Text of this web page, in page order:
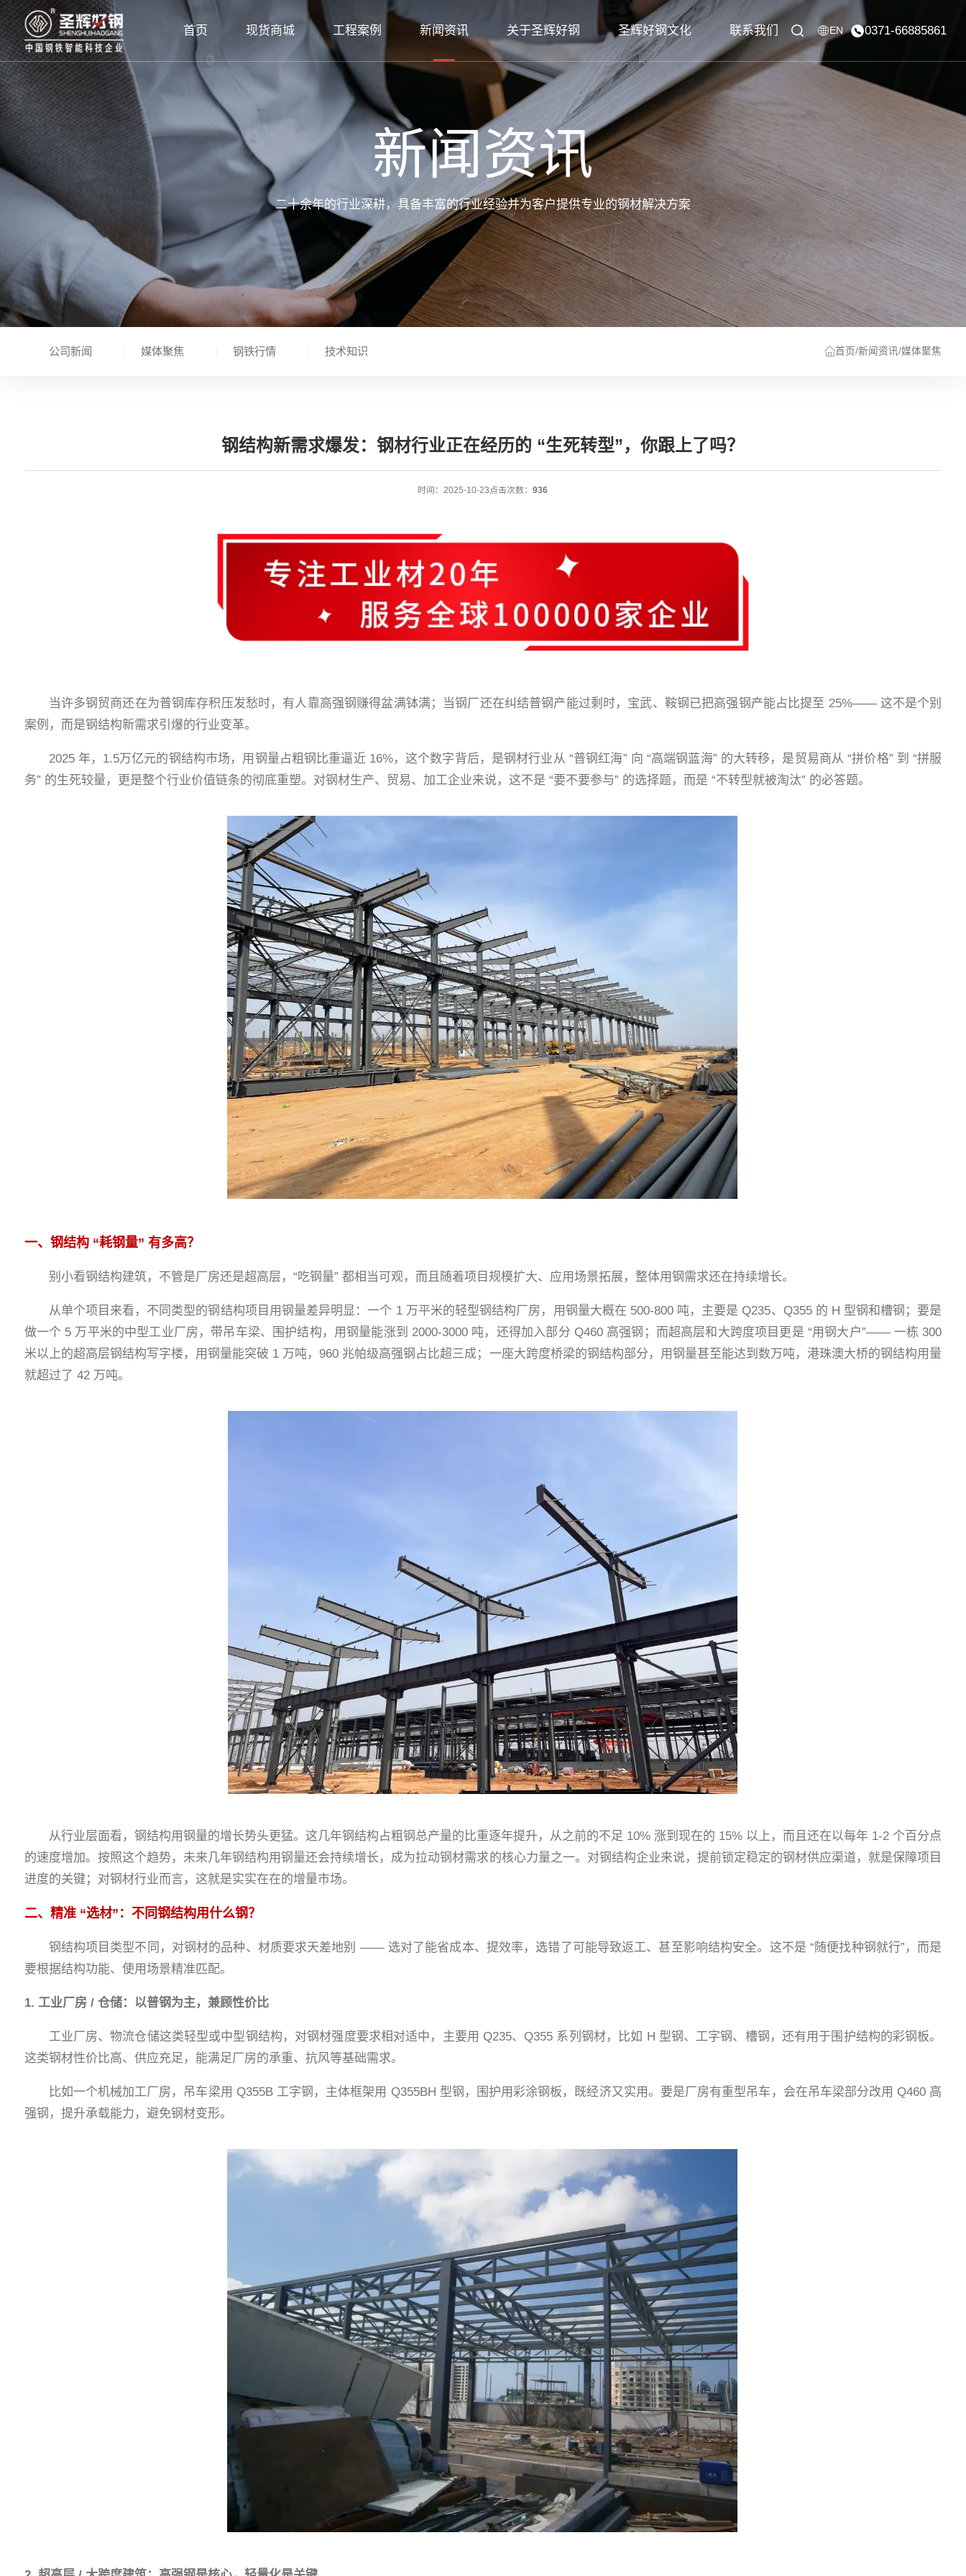
首页 现货商城 工程案例 新闻资讯 关于圣辉好钢 圣辉好钢文化 联系我们 EN 0371-66885861
新闻资讯
二十余年的行业深耕，具备丰富的行业经验并为客户提供专业的钢材解决方案
公司新闻 媒体聚焦 钢铁行情 技术知识 首页/新闻资讯/媒体聚焦
钢结构新需求爆发：钢材行业正在经历的 “生死转型”，你跟上了吗？
时间：2025-10-23点击次数：936
当许多钢贸商还在为普钢库存积压发愁时，有人靠高强钢赚得盆满钵满；当钢厂还在纠结普钢产能过剩时，宝武、鞍钢已把高强钢产能占比提至 25%—— 这不是个别
案例，而是钢结构新需求引爆的行业变革。
2025 年，1.5万亿元的钢结构市场，用钢量占粗钢比重逼近 16%，这个数字背后，是钢材行业从 “普钢红海” 向 “高端钢蓝海” 的大转移，是贸易商从 “拼价格” 到 “拼服
务” 的生死较量，更是整个行业价值链条的彻底重塑。对钢材生产、贸易、加工企业来说，这不是 “要不要参与” 的选择题，而是 “不转型就被淘汰” 的必答题。
一、钢结构 “耗钢量” 有多高？
别小看钢结构建筑，不管是厂房还是超高层，“吃钢量” 都相当可观，而且随着项目规模扩大、应用场景拓展，整体用钢需求还在持续增长。
从单个项目来看，不同类型的钢结构项目用钢量差异明显：一个 1 万平米的轻型钢结构厂房，用钢量大概在 500-800 吨，主要是 Q235、Q355 的 H 型钢和槽钢；要是
做一个 5 万平米的中型工业厂房，带吊车梁、围护结构，用钢量能涨到 2000-3000 吨，还得加入部分 Q460 高强钢；而超高层和大跨度项目更是 “用钢大户”—— 一栋 300
米以上的超高层钢结构写字楼，用钢量能突破 1 万吨，960 兆帕级高强钢占比超三成；一座大跨度桥梁的钢结构部分，用钢量甚至能达到数万吨，港珠澳大桥的钢结构用量
就超过了 42 万吨。
从行业层面看，钢结构用钢量的增长势头更猛。这几年钢结构占粗钢总产量的比重逐年提升，从之前的不足 10% 涨到现在的 15% 以上，而且还在以每年 1-2 个百分点
的速度增加。按照这个趋势，未来几年钢结构用钢量还会持续增长，成为拉动钢材需求的核心力量之一。对钢结构企业来说，提前锁定稳定的钢材供应渠道，就是保障项目
进度的关键；对钢材行业而言，这就是实实在在的增量市场。
二、精准 “选材”：不同钢结构用什么钢？
钢结构项目类型不同，对钢材的品种、材质要求天差地别 —— 选对了能省成本、提效率，选错了可能导致返工、甚至影响结构安全。这不是 “随便找种钢就行”，而是
要根据结构功能、使用场景精准匹配。
1. 工业厂房 / 仓储：以普钢为主，兼顾性价比
工业厂房、物流仓储这类轻型或中型钢结构，对钢材强度要求相对适中，主要用 Q235、Q355 系列钢材，比如 H 型钢、工字钢、槽钢，还有用于围护结构的彩钢板。
这类钢材性价比高、供应充足，能满足厂房的承重、抗风等基础需求。
比如一个机械加工厂房，吊车梁用 Q355B 工字钢，主体框架用 Q355BH 型钢，围护用彩涂钢板，既经济又实用。要是厂房有重型吊车，会在吊车梁部分改用 Q460 高
强钢，提升承载能力，避免钢材变形。